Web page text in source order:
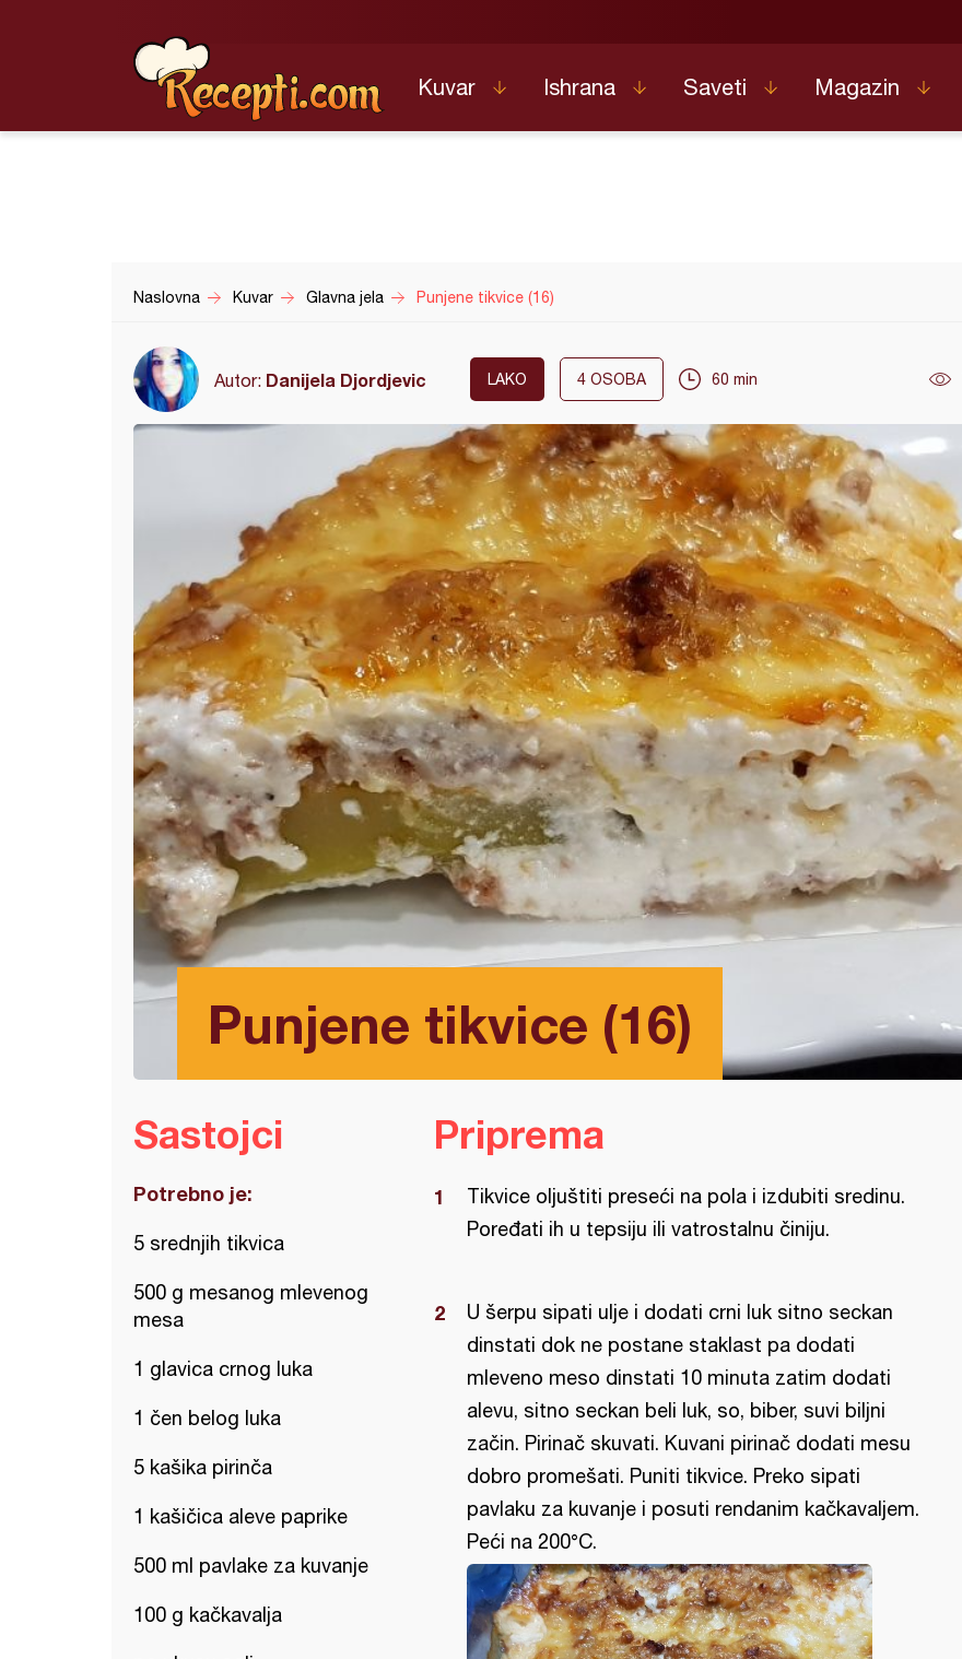
Kuvar Ishrana Saveti Magazin
Naslovna Kuvar Glavna jela Punjene tikvice (16)
Autor: Danijela Djordjevic LAKO 4 OSOBA 60 min
Punjene tikvice (16)
Sastojci
Potrebno je:
5 srednjih tikvica
500 g mesanog mlevenog
mesa
1 glavica crnog luka
1 čen belog luka
5 kašika pirinča
1 kašičica aleve paprike
500 ml pavlake za kuvanje
100 g kačkavalja
Priprema
Tikvice oljuštiti preseći na pola i izdubiti sredinu.
Poređati ih u tepsiju ili vatrostalnu činiju.
U šerpu sipati ulje i dodati crni luk sitno seckan
dinstati dok ne postane staklast pa dodati
mleveno meso dinstati 10 minuta zatim dodati
alevu, sitno seckan beli luk, so, biber, suvi biljni
začin. Pirinač skuvati. Kuvani pirinač dodati mesu
dobro promešati. Puniti tikvice. Preko sipati
pavlaku za kuvanje i posuti rendanim kačkavaljem.
Peći na 200°C.